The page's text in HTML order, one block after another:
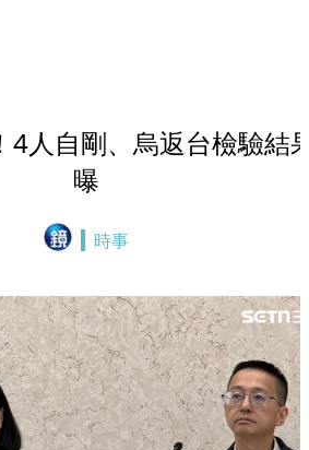
4人自剛、烏返台檢驗結
曝
時事